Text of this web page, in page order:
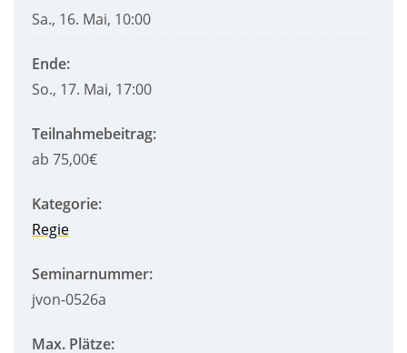
Sa., 16. Mai, 10:00
Ende:
So., 17. Mai, 17:00
Teilnahmebeitrag:
ab 75,00€
Kategorie:
Regie
Seminarnummer:
jvon-0526a
Max. Plätze: